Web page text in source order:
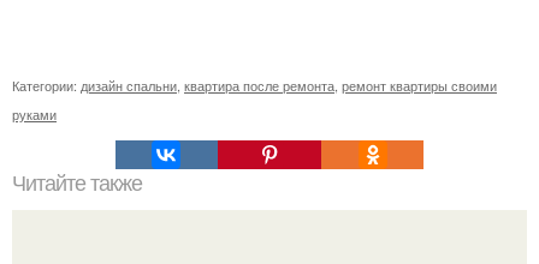
Категории: дизайн спальни квартира после ремонта ремонт квартиры своими
руками
Читайте также